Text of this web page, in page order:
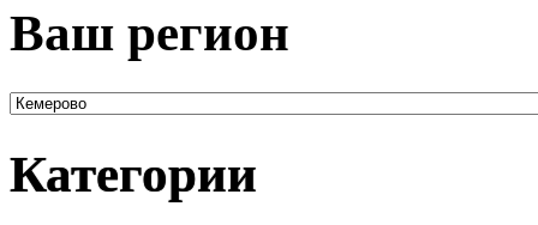
Ваш регион
Категории